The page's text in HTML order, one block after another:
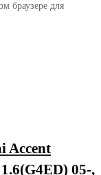
браузере для
Accent
05-,